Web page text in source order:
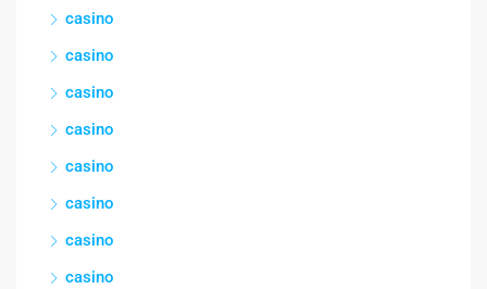
casino
casino
casino
casino
casino
casino
casino
casino